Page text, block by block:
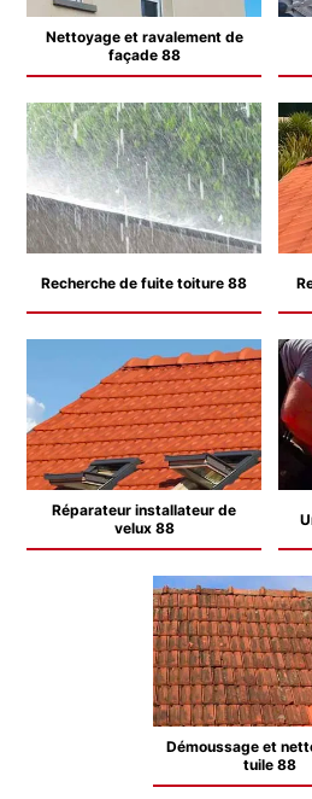
Nettoyage et ravalement de
façade 88
Recherche de fuite toiture 88
Réparateur installateur de
velux 88
Démoussage et
tuile 88